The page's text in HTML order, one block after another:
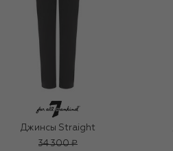
Джинсы Straight
34 300 ₽